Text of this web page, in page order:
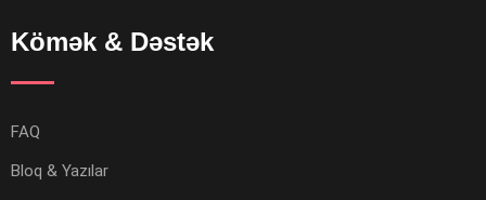
Kömək & Dəstək
FAQ
Bloq & Yazılar